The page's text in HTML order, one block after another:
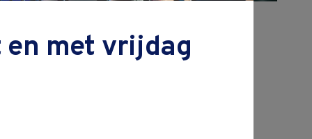
en met vrijdag